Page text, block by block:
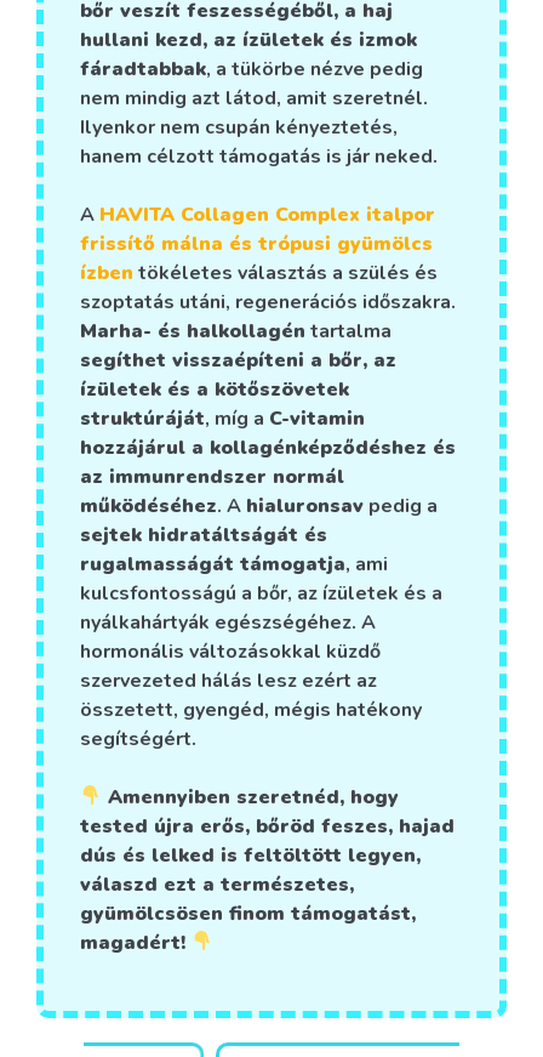
bőr veszít feszességéből, a haj
hullani kezd, az ízületek és izmok
fáradtabbak, a tükörbe nézve pedig
nem mindig azt látod, amit szeretnél.
Ilyenkor nem csupán kényeztetés,
hanem célzott támogatás is jár neked.
A HAVITA Collagen Complex italpor
frissítő málna és trópusi gyümölcs
ízben tökéletes választás a szülés és
szoptatás utáni, regenerációs időszakra.
Marha- és halkollagén tartalma
segíthet visszaépíteni a bőr, az
ízületek és a kötőszövetek
struktúráját, míg a C-vitamin
hozzájárul a kollagénképződéshez és
az immunrendszer normál
működéséhez. A hialuronsav pedig a
sejtek hidratáltságát és
rugalmasságát támogatja, ami
kulcsfontosságú a bőr, az ízületek és a
nyálkahártyák egészségéhez. A
hormonális változásokkal küzdő
szervezeted hálás lesz ezért az
összetett, gyengéd, mégis hatékony
segítségért.
Amennyiben szeretnéd, hogy
tested újra erős, bőröd feszes, hajad
dús és lelked is feltöltött legyen,
válaszd ezt a természetes,
gyümölcsösen finom támogatást,
magadért!